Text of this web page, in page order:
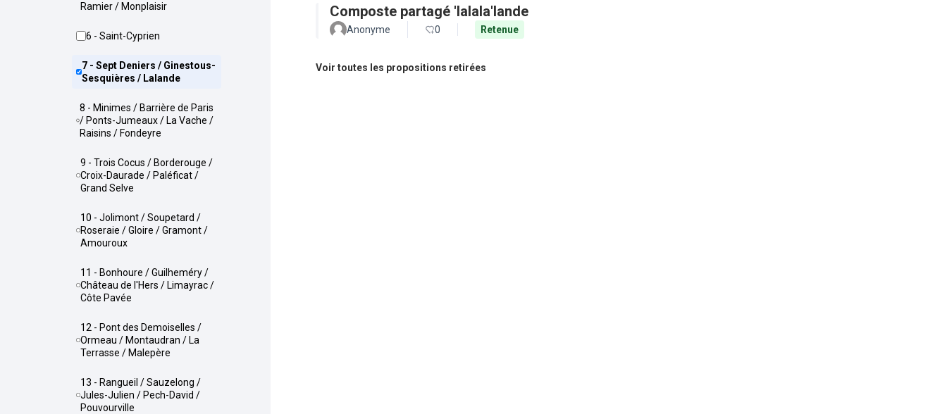
Ramier / Monplaisir
6 - Saint-Cyprien
7 - Sept Deniers / Ginestous-
Sesquières / Lalande
8 - Minimes / Barrière de Paris
/ Ponts-Jumeaux / La Vache /
Raisins / Fondeyre
9 - Trois Cocus / Borderouge /
Croix-Daurade / Paléficat /
Grand Selve
10 - Jolimont / Soupetard /
Roseraie / Gloire / Gramont /
Amouroux
11 - Bonhoure / Guilheméry /
Château de l'Hers / Limayrac /
Côte Pavée
12 - Pont des Demoiselles /
Ormeau / Montaudran / La
Terrasse / Malepère
13 - Rangueil / Sauzelong /
Jules-Julien / Pech-David /
Pouvourville
Composte partagé 'lalala'lande
Anonyme 0 Retenue
Voir toutes les propositions retirées